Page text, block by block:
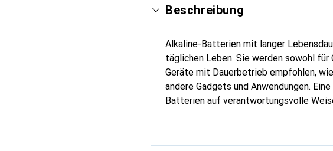
Beschreibung
Alkaline-Batterien mit langer
täglichen Leben. Sie werden sowohl
Geräte mit Dauerbetrieb empfohlen,
andere Gadgets und Anwendungen.
Batterien auf verantwortungsvolle